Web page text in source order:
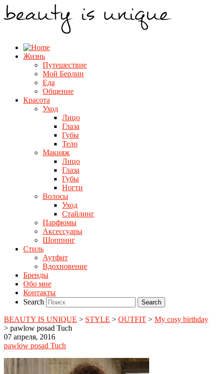
Жизнь
Путешествие
Мой Берлин
Еда
Общение
Красота
Уход
Лицо
Глаза
Губы
Тело
Макияж
Лицо
Глаза
Губы
Ногти
Волосы
Уход
Стайлинг
Парфюмы
Аксессуары
Шоппинг
Стиль
Аутфит
Вдохновение
Бренды
Обо мне
Контакты
Search
BEAUTY IS UNIQUE > STYLE > OUTFIT > My cosy birthday
> pawlow posad Tuch
07 апреля, 2016
pawlow posad Tuch